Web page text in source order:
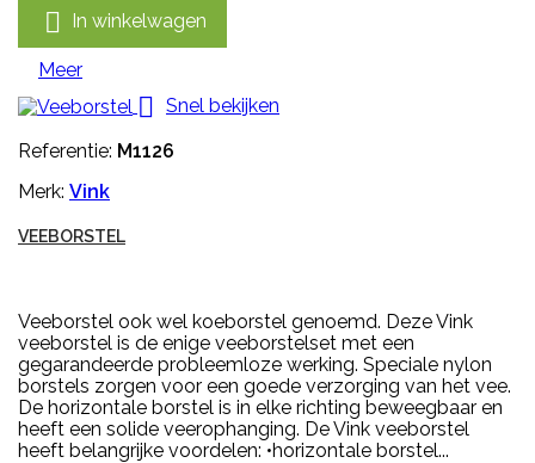
 In winkelwagen
Meer
 Snel bekijken
Referentie: M1126
Merk: Vink
VEEBORSTEL
Veeborstel ook wel koeborstel genoemd. Deze Vink
veeborstel is de enige veeborstelset met een
gegarandeerde probleemloze werking. Speciale nylon
borstels zorgen voor een goede verzorging van het vee.
De horizontale borstel is in elke richting beweegbaar en
heeft een solide veerophanging. De Vink veeborstel
heeft belangrijke voordelen: •horizontale borstel...